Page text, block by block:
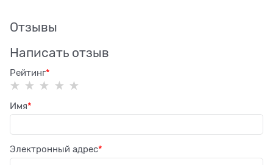
Отзывы
Написать отзыв
Рейтинг
Имя
Электронный адрес